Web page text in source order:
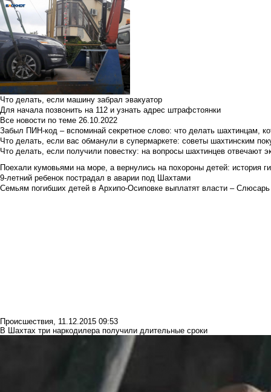
Что делать, если машину забрал эвакуатор
Для начала позвонить на 112 и узнать адрес штрафстоянки
Все новости по теме 26.10.2022
Забыл ПИН-код – вспоминай секретное слово: что делать шахтинцам,
Что делать, если вас обманули в супермаркете: советы шахтинским
Что делать, если получили повестку: на вопросы шахтинцев отвечают
Поехали кумовьями на море, а вернулись на похороны детей: история
9-летний ребенок пострадал в аварии под Шахтами
Семьям погибших детей в Архипо-Осиповке выплатят власти – Слюсарь
Происшествия, 11.12.2015 09:53
В Шахтах три наркодилера получили длительные сроки